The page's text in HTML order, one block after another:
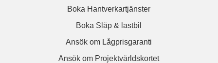
Boka Hantverkartjänster
Boka Släp & lastbil
Ansök om Lågprisgaranti
Ansök om Projektvärldskortet